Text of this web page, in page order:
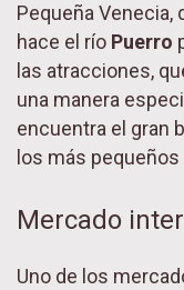
Pequeña Venecia,
hace el río Puerro
las atracciones,
una manera
encuentra el gran
los más
Mercado
Uno de los